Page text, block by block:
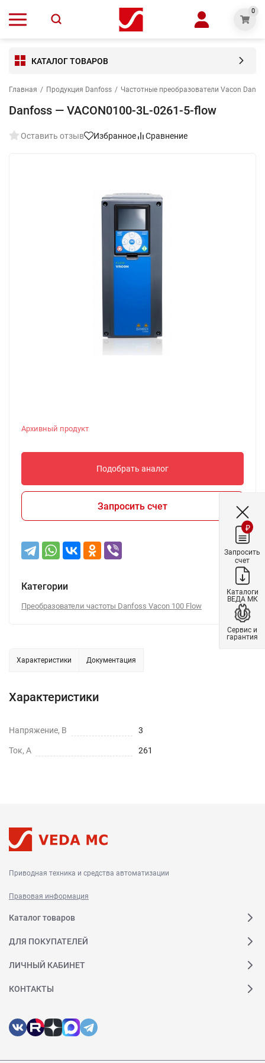
0
КАТАЛОГ ТОВАРОВ
Главная / Продукция Danfoss / Частотные преобразователи Vacon
Danfoss — VACON0100-3L-0261-5-flow
Оставить отзыв Избранное Сравнение
Архивный продукт
Подобрать аналог
Запросить счет
Категории
Преобразователи частоты Danfoss Vacon 100 Flow
Характеристики Документация
Характеристики
Напряжение, В 3
Ток, А 261
Приводная техника и средства автоматизации
Правовая информация
Каталог товаров
ДЛЯ ПОКУПАТЕЛЕЙ
ЛИЧНЫЙ КАБИНЕТ
КОНТАКТЫ
₽
Запросить
счет
Каталоги
ВЕДА МК
Сервис и
гарантия